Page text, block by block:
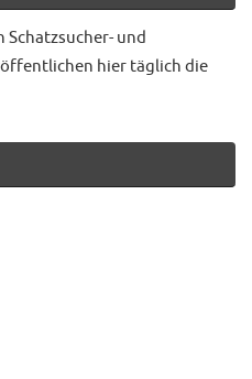
Schatzsucher- und
hier täglich die